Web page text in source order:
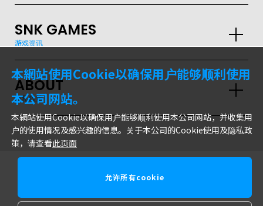
SNK GAMES
游戏资讯
ABOUT
隐私政策
本網站使用Cookie以确保用户能够顺利使用
本公司网站。
本網站使用Cookie以确保用户能够顺利使用本公司网站，并收集用
户的使用情况及感兴趣的信息。关于本公司的Cookie使用及隐私政
策，请查看此页面
允许所有cookie